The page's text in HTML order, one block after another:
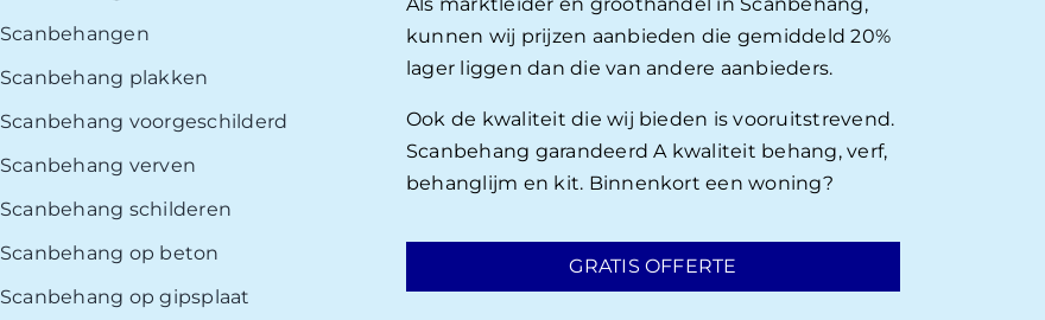
Scanbehangen
Scanbehang plakken
Scanbehang voorgeschilderd
Scanbehang verven
Scanbehang schilderen
Scanbehang op beton
Scanbehang op gipsplaat
kunnen wij prijzen aanbieden die gemiddeld 20%
lager liggen dan die van andere aanbieders.
Ook de kwaliteit die wij bieden is vooruitstrevend.
Scanbehang garandeerd A kwaliteit behang, verf,
behanglijm en kit. Binnenkort een woning?
GRATIS OFFERTE